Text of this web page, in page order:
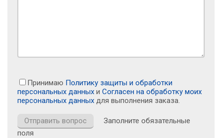
Принимаю Политику защиты и обработки
персональных данных и Согласен на обработку моих
персональных данных для выполнения заказа.
Заполните обязательные
поля